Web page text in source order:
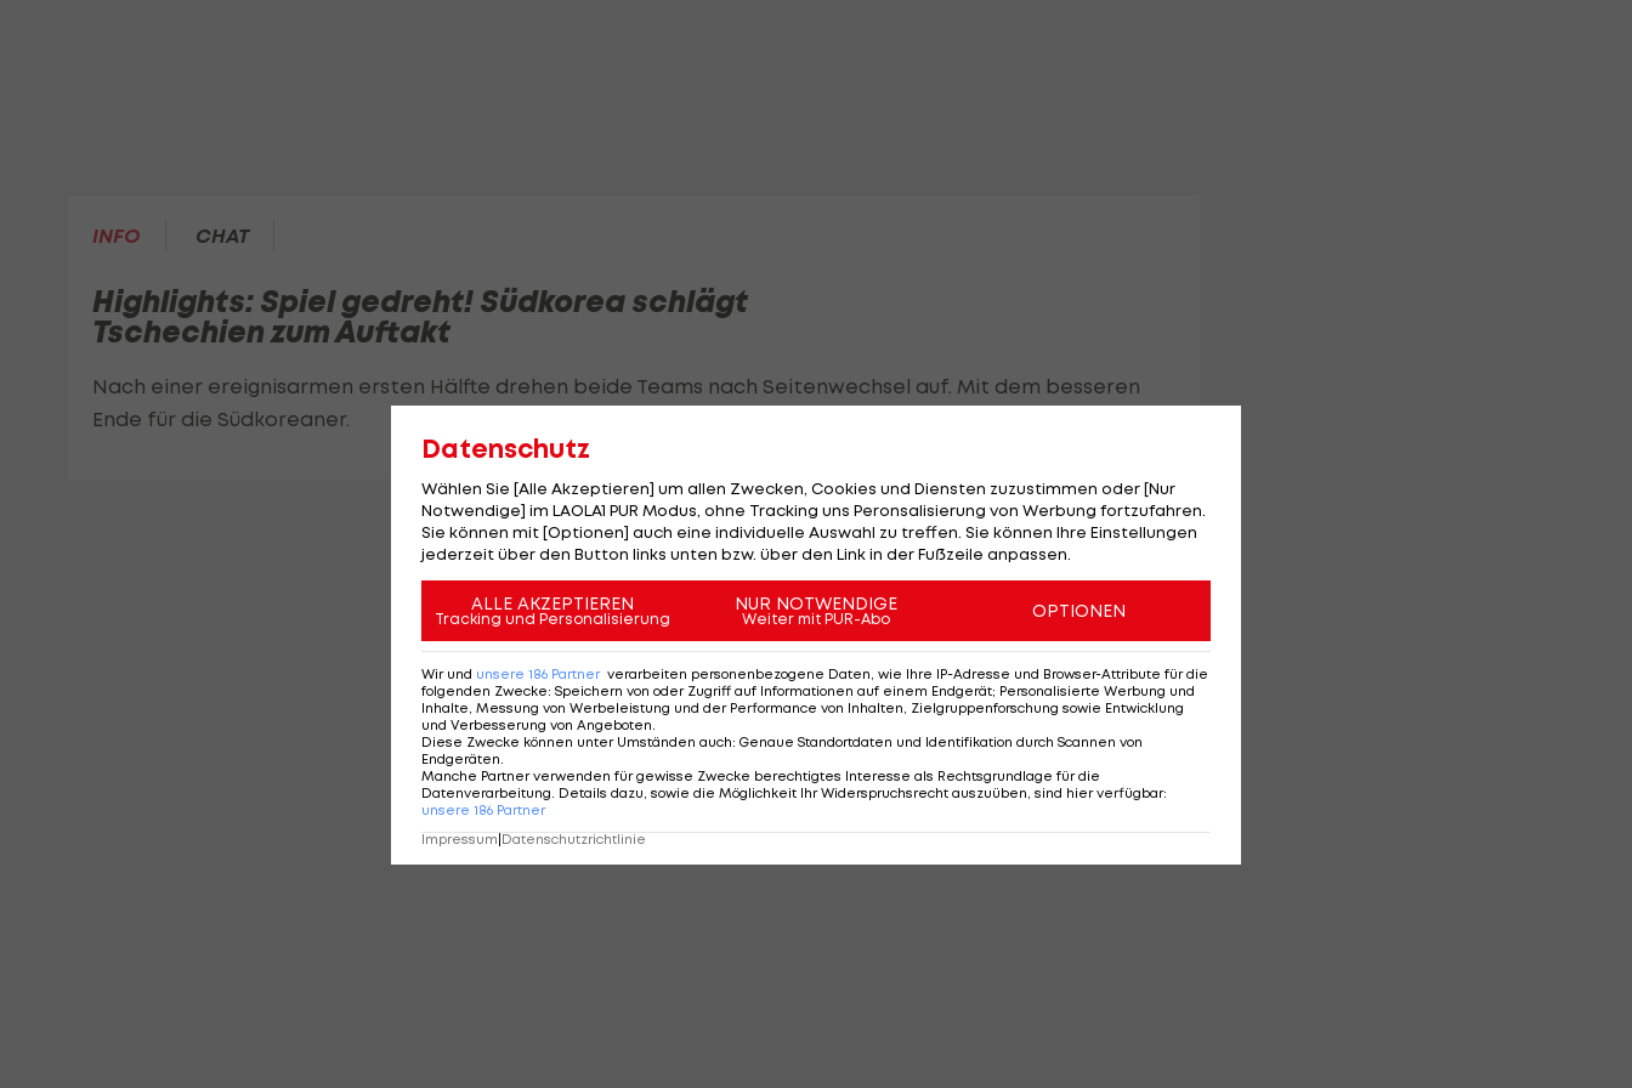
INFO CHAT
Highlights: Spiel gedreht! Südkorea schlägt
Tschechien zum Auftakt
Nach einer ereignisarmen ersten Hälfte drehen beide Teams nach Seitenwechsel auf. Mit dem besseren
Ende für die Südkoreaner.
Datenschutz
Wählen Sie [Alle Akzeptieren] um allen Zwecken, Cookies und Diensten zuzustimmen oder [Nur
Notwendige] im LAOLA1 PUR Modus, ohne Tracking uns Peronsalisierung von Werbung fortzufahren.
Sie können mit [Optionen] auch eine individuelle Auswahl zu treffen. Sie können Ihre Einstellungen
jederzeit über den Button links unten bzw. über den Link in der Fußzeile anpassen.
ALLE AKZEPTIEREN
Tracking und Personalisierung
NUR NOTWENDIGE
Weiter mit PUR-Abo OPTIONEN
Wir und unsere 186 Partner verarbeiten personenbezogene Daten, wie Ihre IP-Adresse und Browser-Attribute für die
folgenden Zwecke: Speichern von oder Zugriff auf Informationen auf einem Endgerät; Personalisierte Werbung und
Inhalte, Messung von Werbeleistung und der Performance von Inhalten, Zielgruppenforschung sowie Entwicklung
und Verbesserung von Angeboten
Diese Zwecke können unter Umständen auch: Genaue Standortdaten und Identifikation durch Scannen von
Endgeräten
Manche Partner verwenden für gewisse Zwecke berechtigtes Interesse als Rechtsgrundlage für die
Datenverarbeitung. Details dazu, sowie die Möglichkeit Ihr Widerspruchsrecht auszuüben, sind hier verfügbar:
unsere 186 Partner
Impressum|Datenschutzrichtlinie